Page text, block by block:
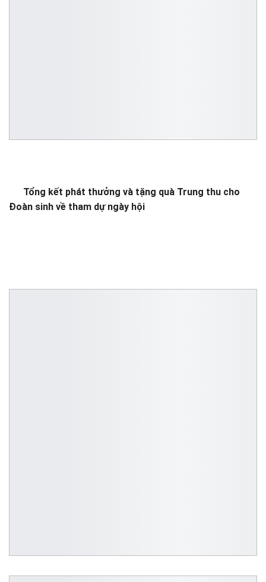
Tổng kết phát thưởng và tặng quà Trung thu cho
Đoàn sinh về tham dự ngày hội